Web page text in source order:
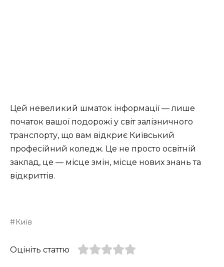
Цей невеликий шматок інформації — лише
початок вашої подорожі у світ залізничного
транспорту, що вам відкриє Київський
професійний коледж. Це не просто освітній
заклад, це — місце змін, місце нових знань та
відкриттів.
Київ
Оцініть статтю